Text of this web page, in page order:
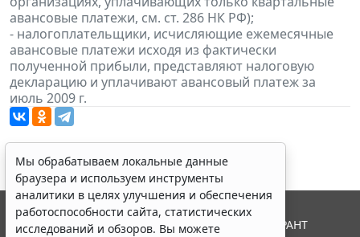
авансовые платежи, см. ст. 286 НК РФ);
- налогоплательщики, исчисляющие ежемесячные
авансовые платежи исходя из фактически
полученной прибыли, представляют налоговую
декларацию и уплачивают авансовый платеж за
июль 2009 г.
Мы обрабатываем локальные данные
браузера и используем инструменты
аналитики в целях улучшения и обеспечения
работоспособности сайта, статистических
исследований и обзоров. Вы можете
© ООО "НПП "ГАРАНТ-СЕРВИС", 2026. Система ГАРАНТ